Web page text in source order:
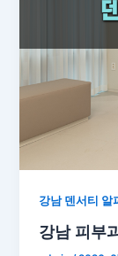
강남 덴서티 알
강남 피부